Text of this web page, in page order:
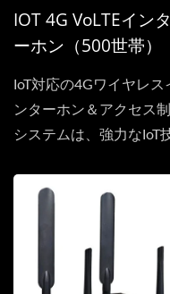
したりできます。そのた
め、従来のリモコンを必
IOT 4G VoLTEインタ
ーホン（500世帯）
IoT対応の4Gワイヤレス
ンターホン＆アクセス
システムは、強力なIoT